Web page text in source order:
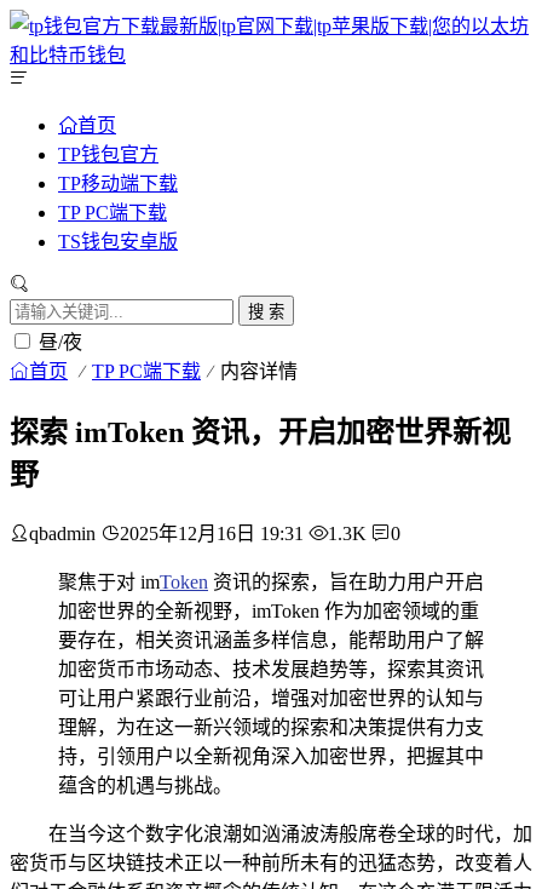
首页
TP钱包官方
TP移动端下载
TP PC端下载
TS钱包安卓版
搜 索
昼/夜
首页 TP PC端下载 内容详情
探索 imToken 资讯，开启加密世界新视
野
qbadmin 2025年12月16日 19:31 1.3K 0
聚焦于对 imToken 资讯的探索，旨在助力用户开启
加密世界的全新视野，imToken 作为加密领域的重
要存在，相关资讯涵盖多样信息，能帮助用户了解
加密货币市场动态、技术发展趋势等，探索其资讯
可让用户紧跟行业前沿，增强对加密世界的认知与
理解，为在这一新兴领域的探索和决策提供有力支
持，引领用户以全新视角深入加密世界，把握其中
蕴含的机遇与挑战。
在当今这个数字化浪潮如汹涌波涛般席卷全球的时代，加
密货币与区块链技术正以一种前所未有的迅猛态势，改变着人